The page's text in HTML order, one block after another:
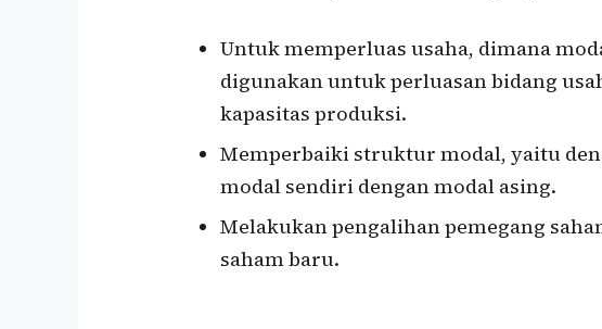
Untuk memperluas usaha, dimana
digunakan untuk perluasan bidang
kapasitas produksi.
Memperbaiki struktur modal, yaitu
modal sendiri dengan modal asing.
Melakukan pengalihan pemegang
saham baru.